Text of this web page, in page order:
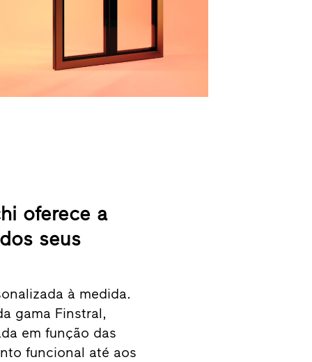
oferece a
seus
à medida.
gama Finstral,
em função das
funcional até aos